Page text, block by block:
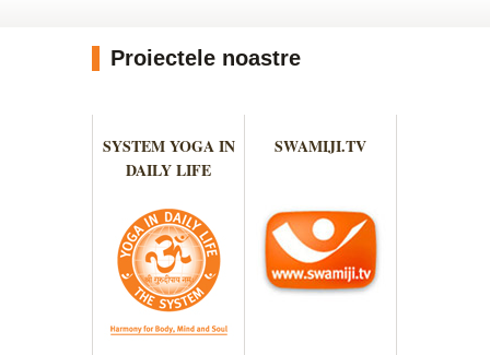
Proiectele noastre
SYSTEM YOGA IN
DAILY LIFE
SWAMIJI.TV